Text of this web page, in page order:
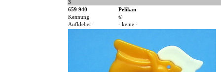
3
659 940
Pelikan
Kennung
©
Aufkleber
- keine -